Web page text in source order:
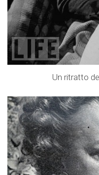
Un ritratto